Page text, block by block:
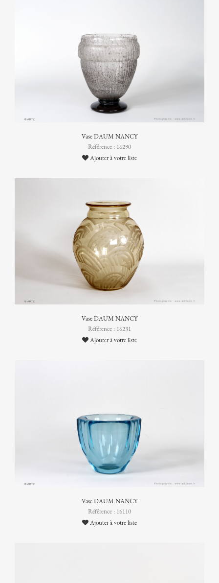
Vase DAUM NANCY
Référence : 16290
Ajouter à votre liste
Vase DAUM NANCY
Référence : 16231
Ajouter à votre liste
Vase DAUM NANCY
Référence : 16110
Ajouter à votre liste